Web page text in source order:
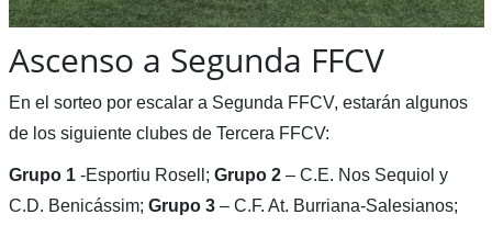
Ascenso a Segunda FFCV
En el sorteo por escalar a Segunda FFCV, estarán algunos
de los siguiente clubes de Tercera FFCV:
Grupo 1-Esportiu Rosell; Grupo 2– C.E. Nos Sequiol y
C.D. Benicássim; Grupo 3– C.F. At. Burriana-Salesianos;